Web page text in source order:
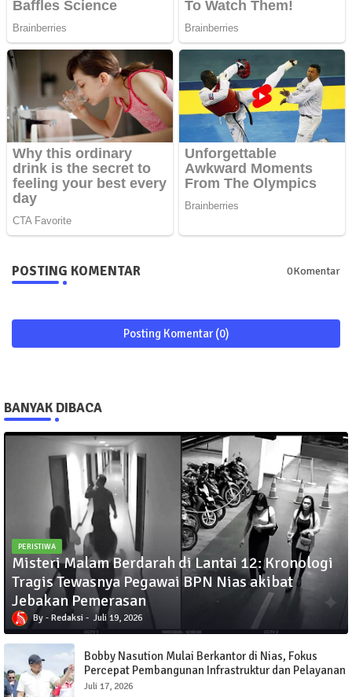
POSTING KOMENTAR 0Komentar
Posting Komentar (0)
BANYAK DIBACA
PERISTIWA
Misteri Malam Berdarah di Lantai 12: Kronologi
Tragis Tewasnya Pegawai BPN Nias akibat
Jebakan Pemerasan
Redaksi Juli 19, 2026
Bobby Nasution Mulai Berkantor di Nias, Fokus
Percepat Pembangunan Infrastruktur dan Pelayanan
Publik
Juli 17, 2026